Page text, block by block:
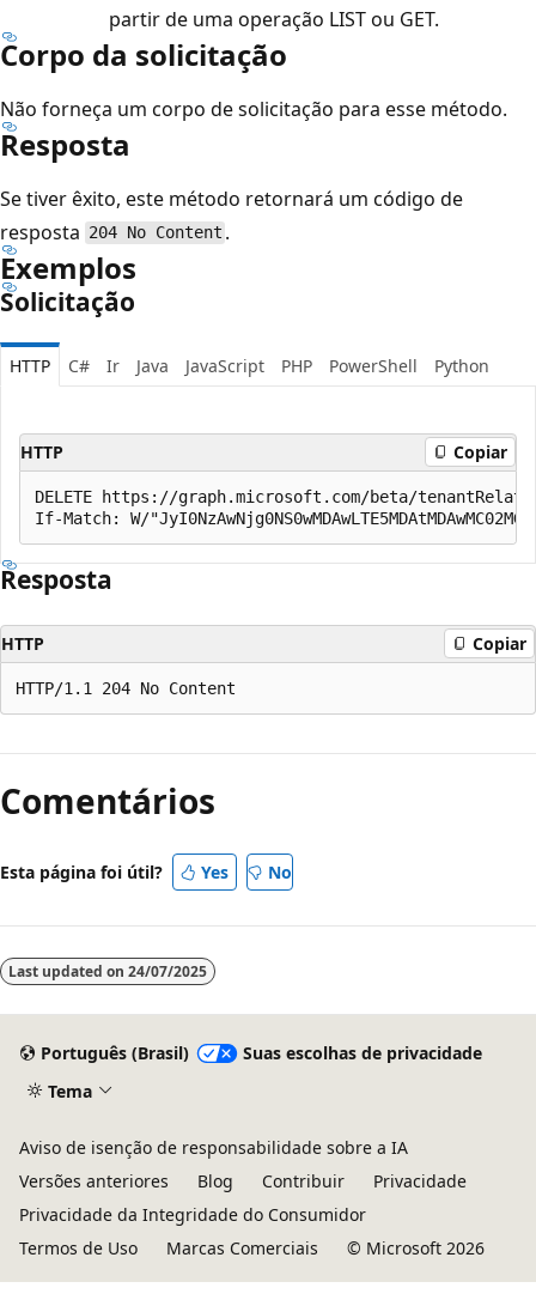
partir de uma operação LIST ou GET.
Corpo da solicitação
Não forneça um corpo de solicitação para esse método.
Resposta
Se tiver êxito, este método retornará um código de
resposta 204 No Content .
Exemplos
Solicitação
HTTP C# Ir Java JavaScript PHP PowerShell Python
HTTP Copiar
DELETE https://graph.microsoft.com/beta/
Resposta
HTTP Copiar
de
leitura
Comentários
Esta página foi útil? Yes No
Last updated on 24/07/2025
Português (Brasil)
Suas escolhas de privacidade
Tema
Aviso de isenção de responsabilidade sobre a IA
Versões anteriores
Blog Contribuir
Privacidade
Privacidade da Integridade do Consumidor
Termos de Uso
Marcas Comerciais © Microsoft 2026